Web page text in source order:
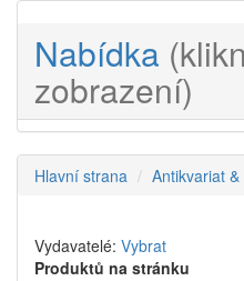
Nabídka
zobrazení)
Hlavní strana Antikvariat
Vydavatelé: Vybrat
Produktů na stránku